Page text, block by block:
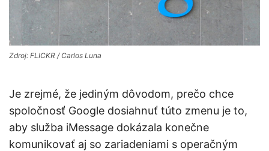
Zdroj: FLICKR / Carlos Luna
Je zrejmé, že jediným dôvodom, prečo chce
spoločnosť Google dosiahnuť túto zmenu je to,
aby služba iMessage dokázala konečne
komunikovať aj so zariadeniami s operačným